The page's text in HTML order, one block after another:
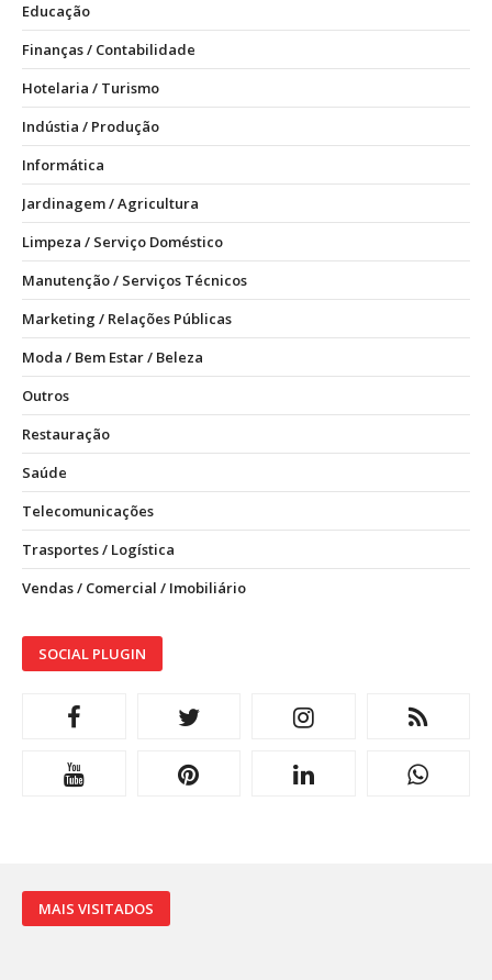
Educação
Finanças / Contabilidade
Hotelaria / Turismo
Indústia / Produção
Informática
Jardinagem / Agricultura
Limpeza / Serviço Doméstico
Manutenção / Serviços Técnicos
Marketing / Relações Públicas
Moda / Bem Estar / Beleza
Outros
Restauração
Saúde
Telecomunicações
Trasportes / Logística
Vendas / Comercial / Imobiliário
SOCIAL PLUGIN
MAIS VISITADOS